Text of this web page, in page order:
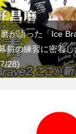
が語った「Ice
前の練習に密着
28)